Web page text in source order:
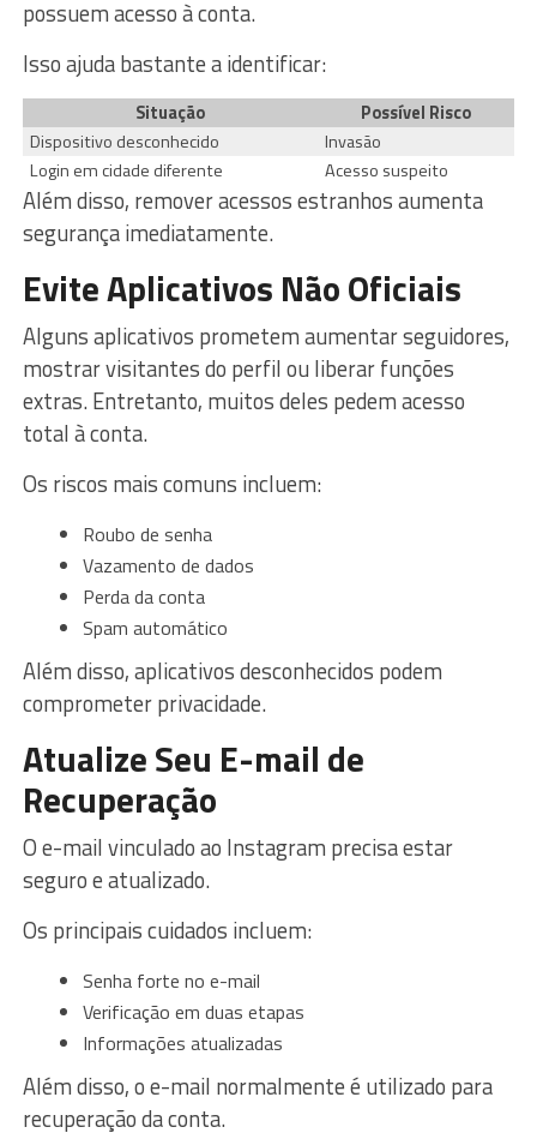
possuem acesso à conta.
Isso ajuda bastante a identificar:
Situação
Possível Risco
Dispositivo desconhecido
Invasão
Login em cidade diferente
Acesso suspeito
Além disso, remover acessos estranhos aumenta
segurança imediatamente.
Evite Aplicativos Não Oficiais
Alguns aplicativos prometem aumentar seguidores,
mostrar visitantes do perfil ou liberar funções
extras. Entretanto, muitos deles pedem acesso
total à conta.
Os riscos mais comuns incluem:
Roubo de senha
Vazamento de dados
Perda da conta
Spam automático
Além disso, aplicativos desconhecidos podem
comprometer privacidade.
Atualize Seu E-mail de
Recuperação
O e-mail vinculado ao Instagram precisa estar
seguro e atualizado.
Os principais cuidados incluem:
Senha forte no e-mail
Verificação em duas etapas
Informações atualizadas
Além disso, o e-mail normalmente é utilizado para
recuperação da conta.